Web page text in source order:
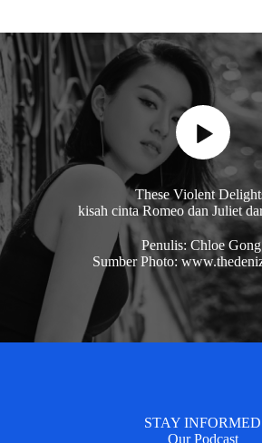
These Violent
kisah cinta Romeo dan Juliet
Penulis: Chloe
Sumber Photo:
STAY INFORMED
Our Podcast